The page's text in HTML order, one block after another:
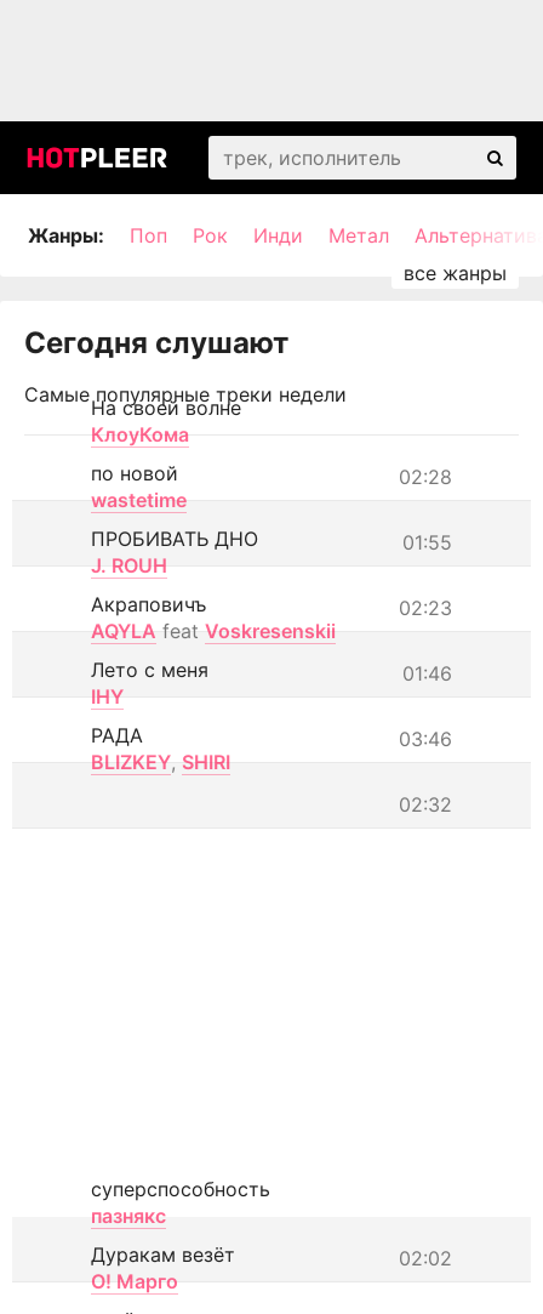
Жанры: Поп Рок Инди Метал
Сегодня слушают
Самые популярные треки недели
На своей волне
КлоуКома
02:28
по новой
wastetime
01:55
ПРОБИВАТЬ ДНО
J. ROUH
02:23
Акраповичъ
AQYLA feat Voskresenskii
01:46
Лето с меня
IHY
03:46
РАДА
BLIZKEY, SHIRI
02:32
суперспособность
пазнякс
02:02
Дуракам везёт
О! Марго